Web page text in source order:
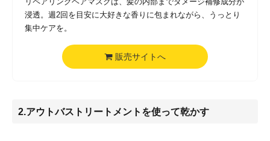
浸透。週2回を目安に大好きな香りに包まれながら、うっとり
集中ケアを。
販売サイトへ
2.アウトバストリートメントを使って乾かす